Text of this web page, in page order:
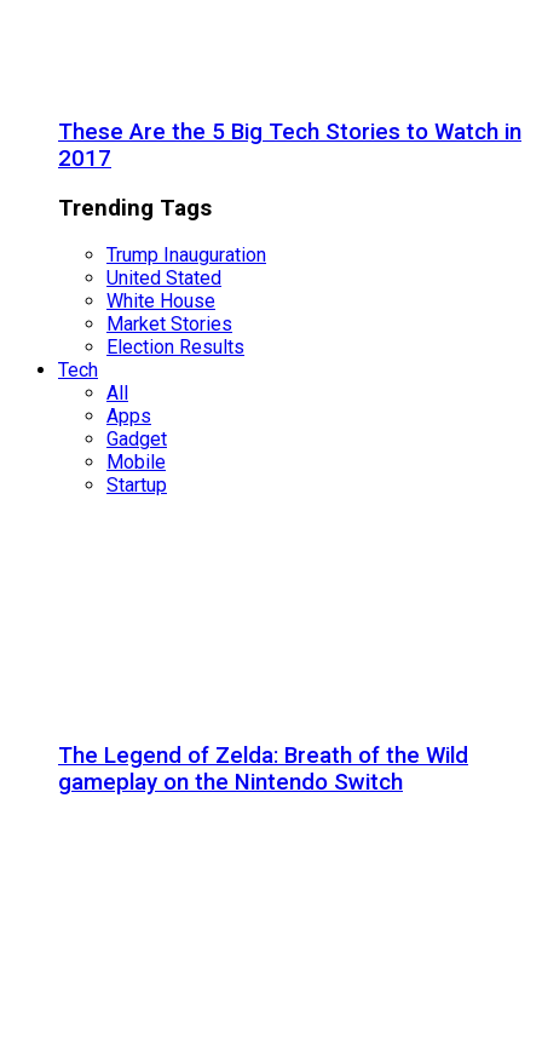
These Are the 5 Big Tech Stories to Watch in
2017
Trending Tags
Trump Inauguration
United Stated
White House
Market Stories
Election Results
Tech
All
Apps
Gadget
Mobile
Startup
The Legend of Zelda: Breath of the Wild
gameplay on the Nintendo Switch